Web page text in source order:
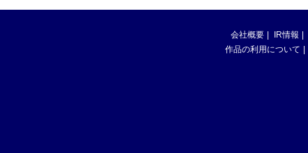
会社概要 IR情報
作品の利用について